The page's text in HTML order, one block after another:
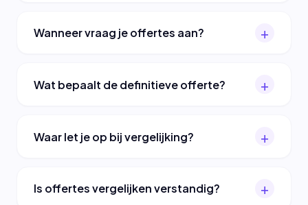
Wanneer vraag je offertes aan?
Wat bepaalt de definitieve offerte?
Waar let je op bij vergelijking?
Is offertes vergelijken verstandig?